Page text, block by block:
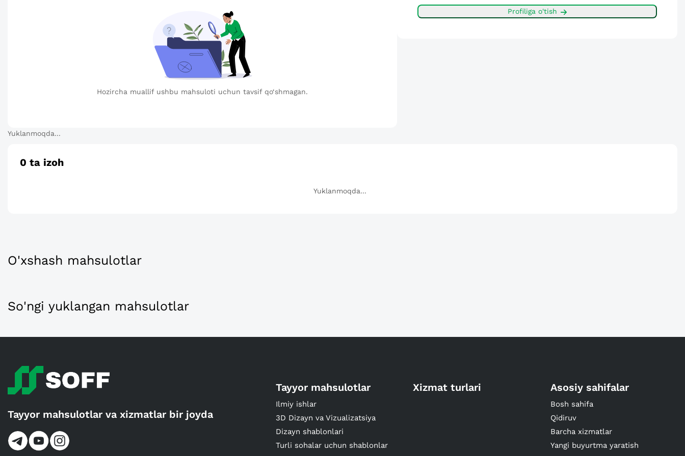
Hozircha muallif ushbu mahsuloti uchun tavsif qo‘shmagan.
Profiliga o'tish
Yuklanmoqda...
0 ta izoh
Yuklanmoqda...
O'xshash mahsulotlar
So'ngi yuklangan mahsulotlar
Tayyor mahsulotlar va xizmatlar bir joyda
Tayyor mahsulotlar
Ilmiy ishlar
3D Dizayn va Vizualizatsiya
Dizayn shablonlari
Turli sohalar uchun shablonlar
Xizmat turlari Asosiy sahifalar
Bosh sahifa
Qidiruv
Barcha xizmatlar
Yangi buyurtma yaratish